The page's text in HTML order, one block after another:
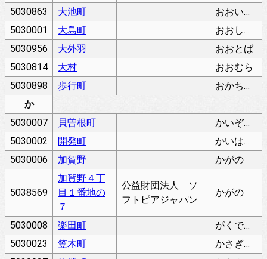
5030863
大池町
おおいけちょう
5030001
大島町
おおしまちょう
5030956
大外羽
おおとば
5030814
大村
おおむら
5030898
歩行町
おかちまち
か
5030007
貝曽根町
かいぞねちょう
5030002
開発町
かいはつちょう
5030006
加賀野 かがの
5038569
加賀野４丁
目１番地の
７
公益財団法人 ソ
フトピアジャパン
かがの
5030008 楽田町
がくでんちょう
5030023
笠木町
かさぎちょう